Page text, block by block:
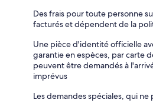
Des frais pour toute personne
facturés et dépendent de la
Une pièce d'identité officielle
garantie en espèces, par carte
peuvent être demandés à
imprévus
Les demandes spéciales, qui